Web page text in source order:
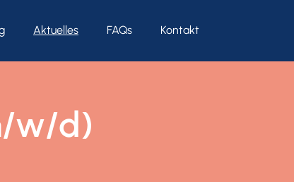
Aktuelles FAQs Kontakt
w/d)